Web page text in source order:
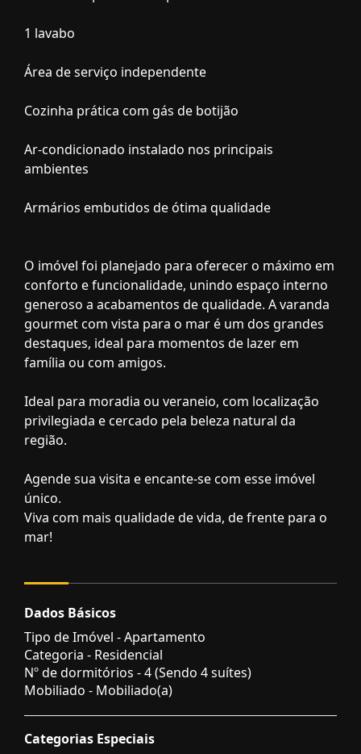
1 lavabo
Área de serviço independente
Cozinha prática com gás de botijão
Ar-condicionado instalado nos principais
ambientes
Armários embutidos de ótima qualidade
O imóvel foi planejado para oferecer o máximo em
conforto e funcionalidade, unindo espaço interno
generoso a acabamentos de qualidade. A varanda
gourmet com vista para o mar é um dos grandes
destaques, ideal para momentos de lazer em
família ou com amigos.
Ideal para moradia ou veraneio, com localização
privilegiada e cercado pela beleza natural da
região.
Agende sua visita e encante-se com esse imóvel
único.
Viva com mais qualidade de vida, de frente para o
mar!
Dados Básicos
Tipo de Imóvel - Apartamento
Categoria - Residencial
Nº de dormitórios - 4 (Sendo 4 suítes)
Mobiliado - Mobiliado(a)
Categorias Especiais